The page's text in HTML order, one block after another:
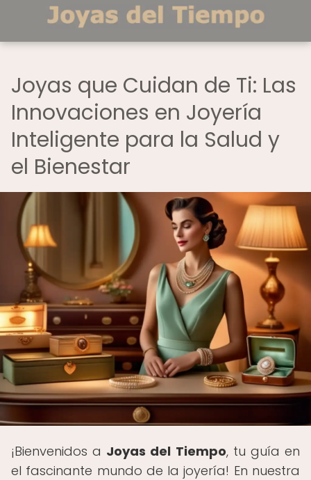
Joyas que Cuidan de Ti: Las
Innovaciones en Joyería
Inteligente para la Salud y
el Bienestar
¡Bienvenidos a Joyas del Tiempo, tu guía en
el fascinante mundo de la joyería! En nuestra